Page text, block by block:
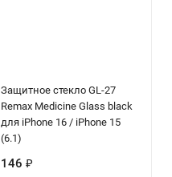
Защитное стекло GL-27
Remax Medicine Glass black
для iPhone 16 / iPhone 15
(6.1)
146 ₽